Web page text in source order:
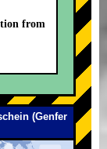
from
(Genfer